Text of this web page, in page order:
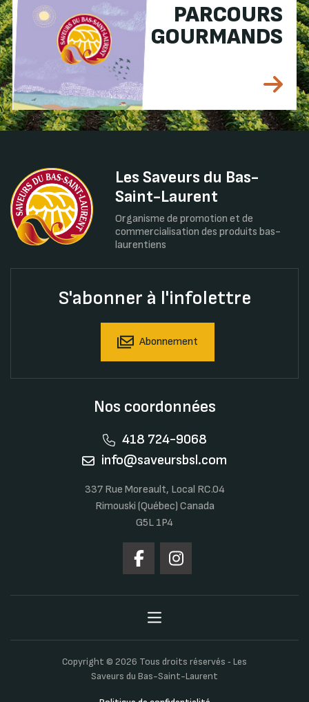
PARCOURS
GOURMANDS
Les Saveurs du Bas-
Saint-Laurent
Organisme de promotion et de
commercialisation des produits bas-
laurentiens
S'abonner à l'infolettre
Abonnement
Nos coordonnées
418 724-9068
info@saveursbsl.com
337 Rue Moreault, Local RC.04
Rimouski (Québec) Canada
G5L 1P4
Copyright © 2026 Tous droits réservés ‐ Les
Saveurs du Bas-Saint-Laurent